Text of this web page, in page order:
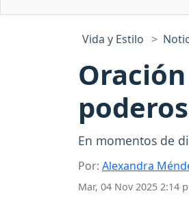
Vida y Estilo
En momentos de
Por: Alexandra
Mar, 04 Nov 2025 2:14